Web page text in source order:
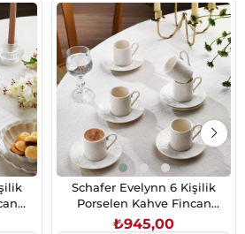
Schafer Evelynn 6 Kişilik
Porselen Kahve Fincan
Takımı 12 Parça Non02
₺945,00